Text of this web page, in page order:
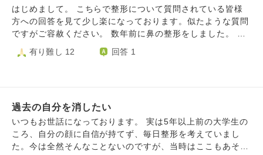
れからも残したくて、より良く生きたくて受けた手術なの
に、今は鏡を見ては前の顔に戻りたい、手術をする前に戻り
たいと後悔の思いで胸が苦しくなり、喉が塞がる息苦しさで
がストレスで楽しめなくなりました。 1日1日を生きること
ダメになってしまうと思い、心療内科に行き薬を服用するよ
うになりましたが、どうしても後悔の思いから抜け出せず、
仕事も手付かず、家族にも笑顔を向けることができません。
そんな私と一緒にいることで、家族もだんだんしんどくなっ
かったか自信が持てません。 でもどんな顔になったとして
も、二度とあんな痛くて怖い思いをして整形などしたくない
し、この顔で生きていこうと思っています。 親や周囲はコ
断を尊重してくれました。 前のままでも愛してくれた人は
ん。 この気持ちは一生ついて回ってしまうと思います。 取
り返しのつかないことへの向き合い方について、ご助言頂け
ますでしょうか。
はじめまして。 こちらで整形について質問されている皆様
方への回答を見て少し楽になっております。似たような質問
ですがご容赦ください。 数年前に鼻の整形をしました。 容
姿に全く自信がなく、人生がうまくいかないことを見た目の
せいにしている自分が嫌で、死ぬくらいなら整形しようと決
と炎症しているのではないか、 色々調べていくうちに、自
分がしたのは難しい手術で修正地獄に陥っている人が多い、
5年後10年後に鼻が変形している人もいる、と知り不安で仕
方がありません。 執刀医には全て取ることもできると言わ
有り難し 12 回答 1
過去の自分を消したい
いつもお世話になっております。 実は5年以上前の大学生の
ころ、自分の顔に自信が持てず、毎日整形を考えていまし
た。今は全然そんなことないのですが、当時はここもあそこ